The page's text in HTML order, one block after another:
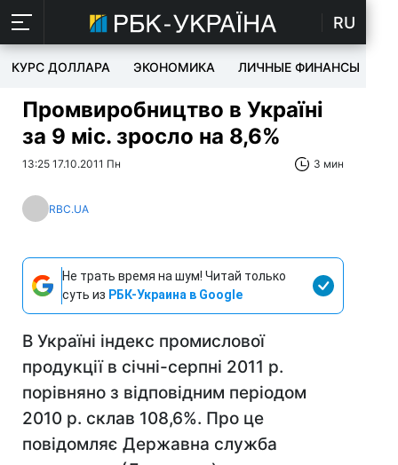
RU
КУРС ДОЛЛАРА ЭКОНОМИКА ЛИЧНЫЕ ФИНАНСЫ
Промвиробництво в Україні
за 9 міс. зросло на 8,6%
13:25 17.10.2011 Пн 3 мин
RBC.UA
Не трать время на шум! Читай только
суть из РБК-Украина в Google
В Україні індекс промислової
продукції в січні-серпні 2011 р.
порівняно з відповідним періодом
2010 р. склав 108,6%. Про це
повідомляє Державна служба